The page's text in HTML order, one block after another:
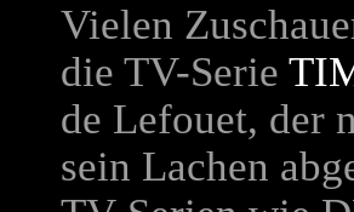
Vielen
die TV-Serie
de Lefouet, der
sein Lachen